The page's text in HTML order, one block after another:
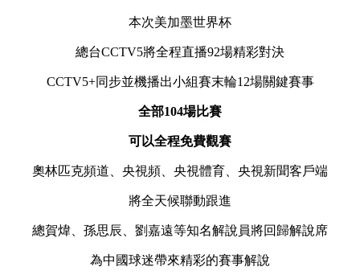
本次美加墨世界杯
總台CCTV5將全程直播92場精彩對決
CCTV5+同步並機播出小組賽末輪12場關鍵賽事
全部104場比賽
可以全程免費觀賽
奧林匹克頻道、央視頻、央視體育、央視新聞客戶端
將全天候聯動跟進
總賀煒、孫思辰、劉嘉遠等知名解說員將回歸解說席
為中國球迷帶來精彩的賽事解說